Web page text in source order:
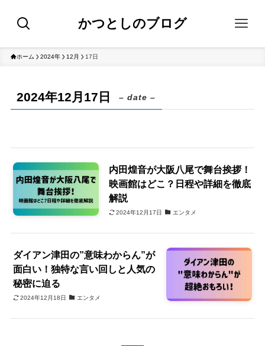
かつとしのブログ
ホーム 2024年 12月 17日
2024年12月17日 – date –
内田煌音が大阪八尾で舞台挨拶！
映画館はどこ？日程や詳細を徹底
解説
2024年12月17日 エンタメ
ダイアン津田の”意味わからん”が
面白い！独特な言い回しと人気の
秘密に迫る
2024年12月18日 エンタメ